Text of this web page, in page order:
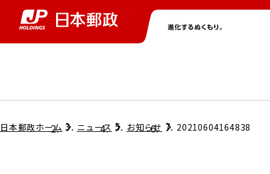
グループ情報トップ
株主・投資家情報トップ
ニューストップ
サステナビリティトップ
採用情報トップ
日本郵政ホーム ニュース お知らせ 20210604164838